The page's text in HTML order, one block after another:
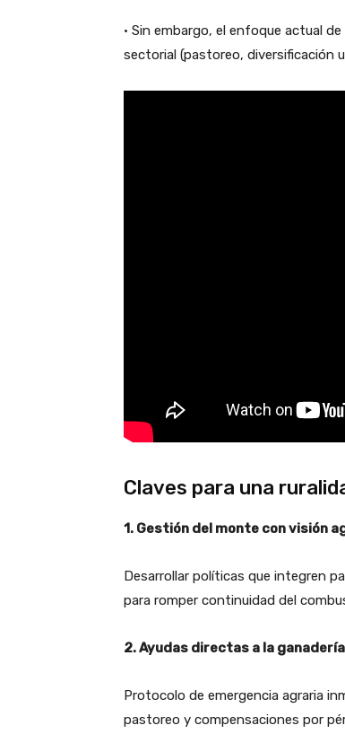
• Sin embargo, el enfoque actual
sectorial (pastoreo, diversificación
Claves para una
1. Gestión del monte con visión
Desarrollar políticas que integren
para romper continuidad del
2. Ayudas directas a la
Protocolo de emergencia agraria
pastoreo y compensaciones por